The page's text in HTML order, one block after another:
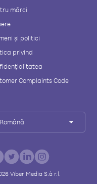
mărci
și politici
privind
Complaints Code
Română
Viber Media S.à r.l.